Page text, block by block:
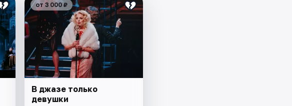
от 3 000 ₽
В джазе только
девушки